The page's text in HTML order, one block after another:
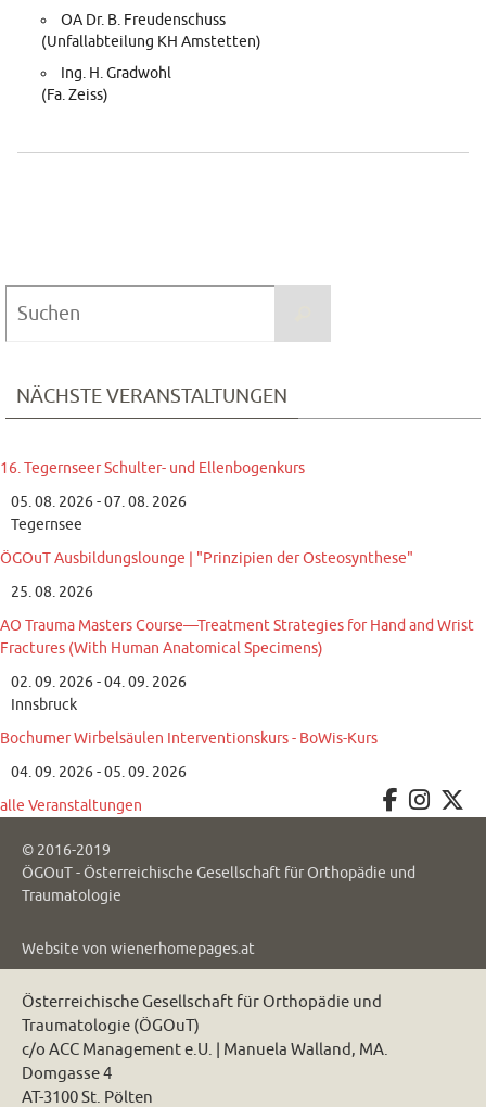
OA Dr. B. Freudenschuss
(Unfallabteilung KH Amstetten)​​
Ing. H. Gradwohl
(Fa. Zeiss)
NÄCHSTE VERANSTALTUNGEN
16. Tegernseer Schulter- und Ellenbogenkurs
05. 08. 2026 - 07. 08. 2026
Tegernsee
ÖGOuT Ausbildungslounge | "Prinzipien der Osteosynthese"
25. 08. 2026
AO Trauma Masters Course—Treatment Strategies for Hand and Wrist
Fractures (With Human Anatomical Specimens)
02. 09. 2026 - 04. 09. 2026
Innsbruck
Bochumer Wirbelsäulen Interventionskurs - BoWis-Kurs
04. 09. 2026 - 05. 09. 2026
alle Veranstaltungen
© 2016-2019
ÖGOuT - Österreichische Gesellschaft für Orthopädie und
Traumatologie
Website von wienerhomepages.at
Österreichische Gesellschaft für Orthopädie und
Traumatologie (ÖGOuT)
c/o ACC Management e.U. | Manuela Walland, MA.
Domgasse 4
AT-3100 St. Pölten